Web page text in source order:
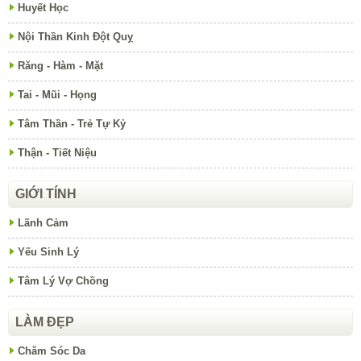
Huyết Học
Nội Thần Kinh Đột Quỵ
Răng - Hàm - Mặt
Tai - Mũi - Họng
Tâm Thần - Trẻ Tự Kỷ
Thận - Tiết Niệu
GIỚI TÍNH
Lãnh Cảm
Yếu Sinh Lý
Tâm Lý Vợ Chồng
LÀM ĐẸP
Chăm Sóc Da